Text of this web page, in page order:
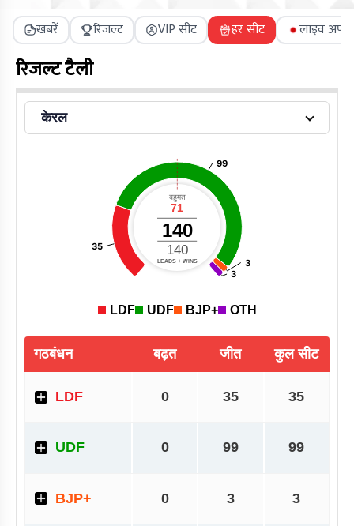
खबरें रिजल्ट VIP सीट हर सीट लाइव
रिजल्ट टैली